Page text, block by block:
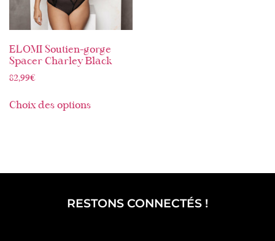
ELOMI Soutien-gorge
Spacer Charley Black
82,99€
Choix des options
RESTONS CONNECTÉS !